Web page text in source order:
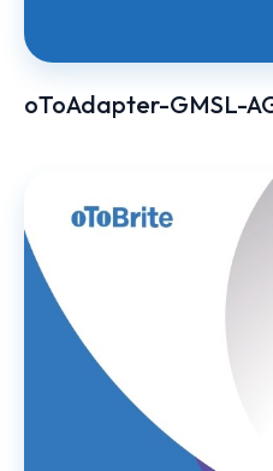
oToAdapter-GMSL-